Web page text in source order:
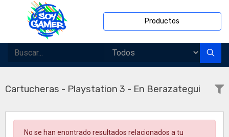
Productos
Cartucheras - Playstation 3 - En Berazategui
No se han enontrado resultados relacionados a tu